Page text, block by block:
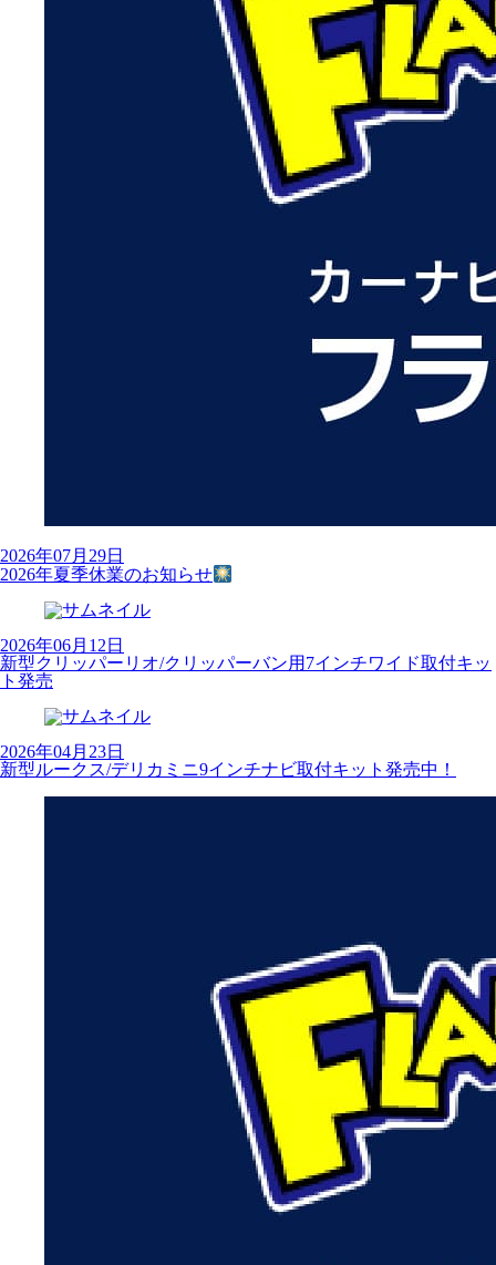
2026年07月29日
2026年夏季休業のお知らせ
2026年06月12日
新型クリッパーリオ/クリッパーバン用7インチワイド取付キッ
ト発売
2026年04月23日
新型ルークス/デリカミニ9インチナビ取付キット発売中！